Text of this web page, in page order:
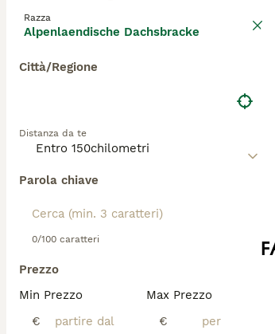
Razza
Alpenlaendische Dachsbracke
Città/Regione
Distanza da te
Parola chiave
0/100 caratteri
Prezzo
Min Prezzo
€
Max Prezzo
€